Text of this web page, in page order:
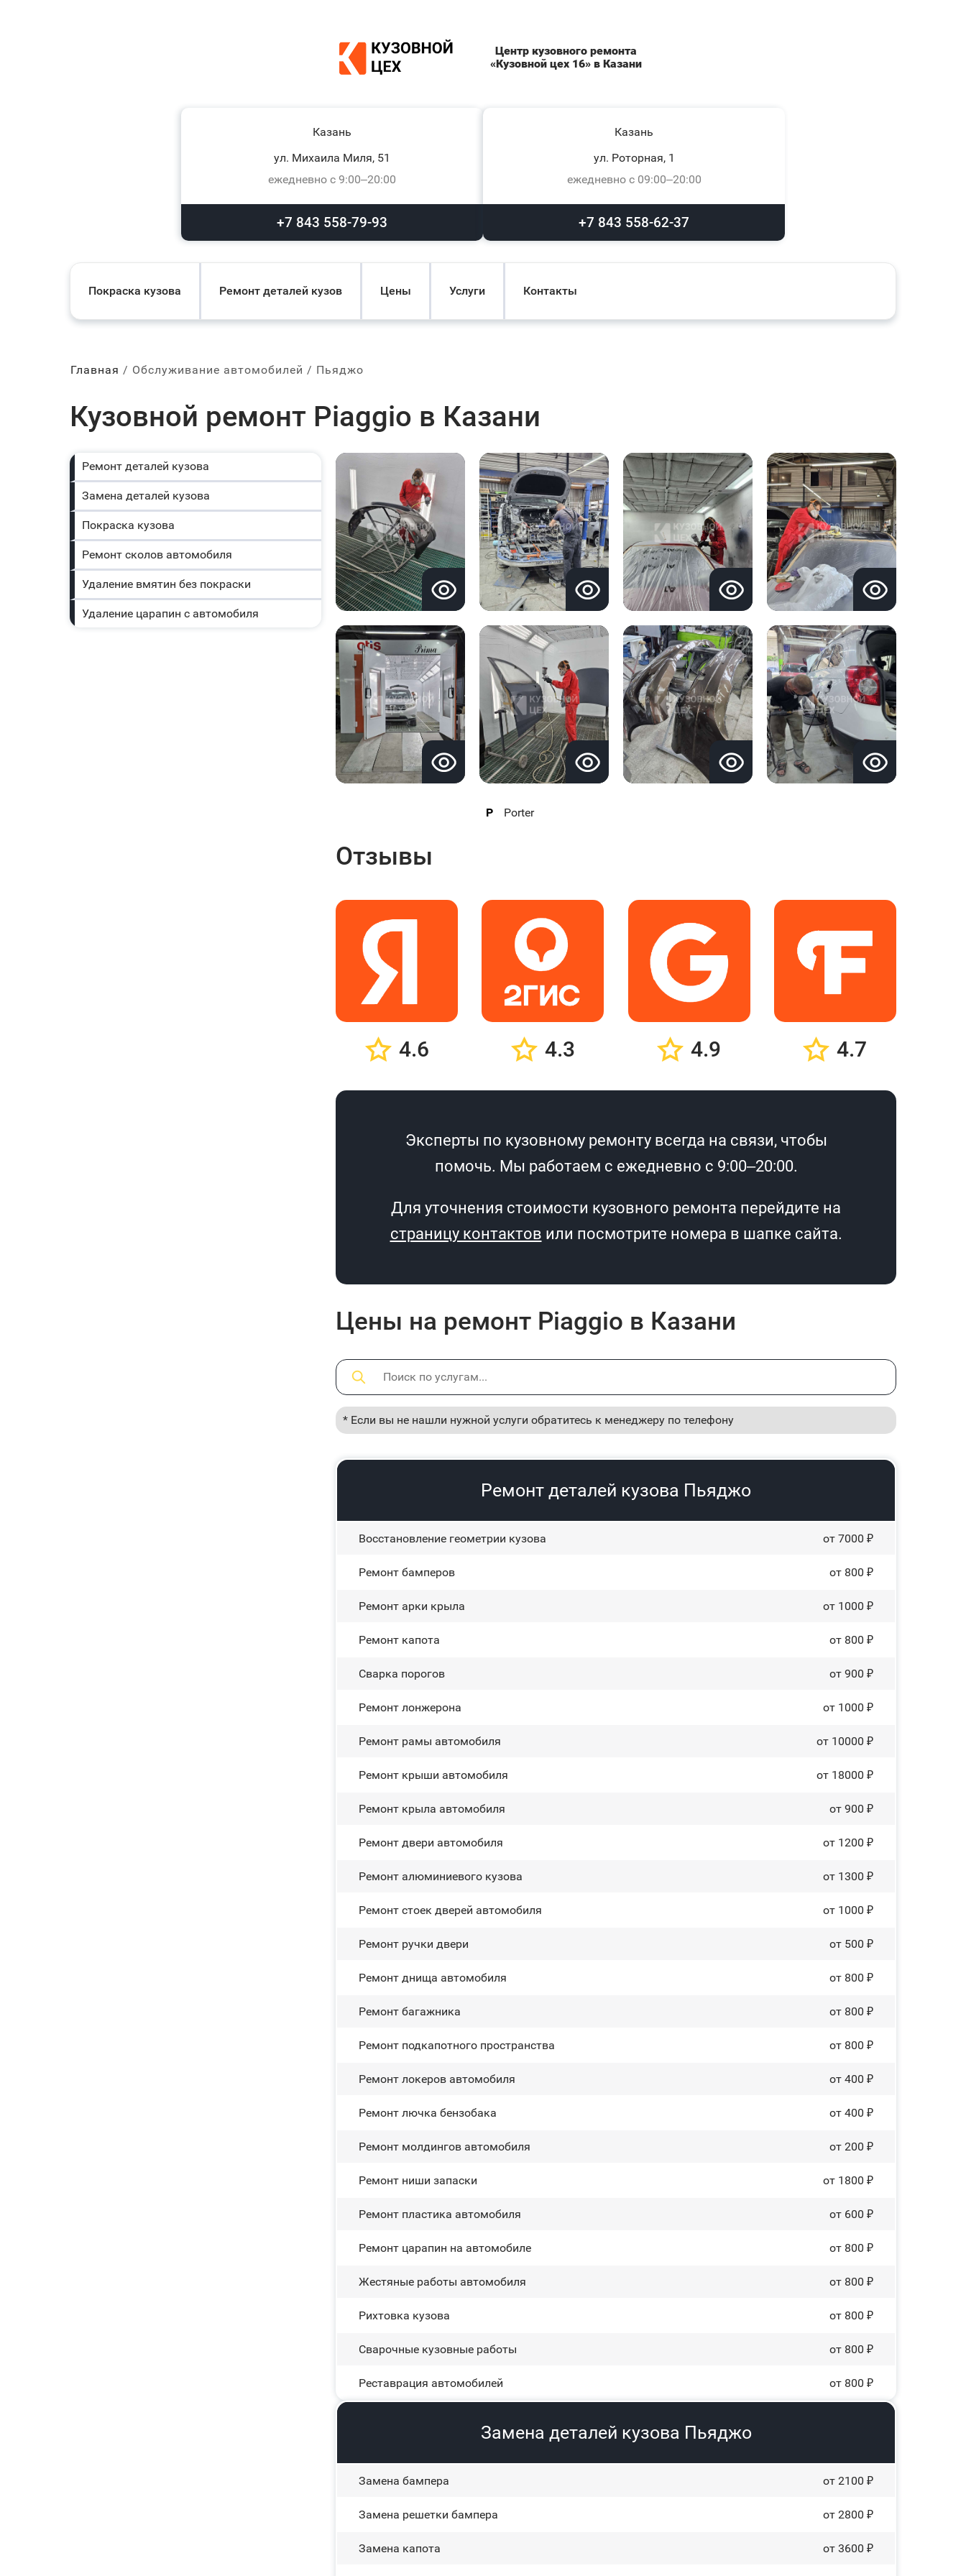
Центр кузовного ремонта
«Кузовной цех 16» в Казани
Казань
ул. Михаила Миля, 51
ежедневно с 9:00–20:00
+7 843 558-79-93
Казань
ул. Роторная, 1
ежедневно с 09:00–20:00
+7 843 558-62-37
Покраска кузова Ремонт деталей кузов Цены Услуги Контакты
Главная Обслуживание автомобилей Пьяджо
Кузовной ремонт Piaggio в Казани
P Porter
Отзывы
4.6 4.3 4.9 4.7
Эксперты по кузовному ремонту всегда на связи, чтобы
помочь. Мы работаем с ежедневно с 9:00–20:00.
Для уточнения стоимости кузовного ремонта перейдите на
страницу контактов или посмотрите номера в шапке сайта.
Цены на ремонт Piaggio в Казани
* Если вы не нашли нужной услуги обратитесь к менеджеру по телефону
Ремонт деталей кузова Пьяджо
Восстановление геометрии кузова от 7000 ₽
Ремонт бамперов от 800 ₽
Ремонт арки крыла от 1000 ₽
Ремонт капота от 800 ₽
Сварка порогов от 900 ₽
Ремонт лонжерона от 1000 ₽
Ремонт рамы автомобиля от 10000 ₽
Ремонт крыши автомобиля от 18000 ₽
Ремонт крыла автомобиля от 900 ₽
Ремонт двери автомобиля от 1200 ₽
Ремонт алюминиевого кузова от 1300 ₽
Ремонт стоек дверей автомобиля от 1000 ₽
Ремонт ручки двери от 500 ₽
Ремонт днища автомобиля от 800 ₽
Ремонт багажника от 800 ₽
Ремонт подкапотного пространства от 800 ₽
Ремонт лoĸepoв автомобиля от 400 ₽
Ремонт лючка бензобака от 400 ₽
Ремонт молдингов автомобиля от 200 ₽
Ремонт ниши запаски от 1800 ₽
Ремонт пластика автомобиля от 600 ₽
Ремонт царапин на автомобиле от 800 ₽
Жестяные работы автомобиля от 800 ₽
Рихтовка кузова от 800 ₽
Сварочные кузовные работы от 800 ₽
Реставрация автомобилей от 800 ₽
Замена деталей кузова Пьяджо
Замена бампера от 2100 ₽
Замена решетки бампера от 2800 ₽
Замена капота от 3600 ₽
Ремонт деталей кузова
Замена деталей кузова
Покраска кузова
Ремонт сколов автомобиля
Удаление вмятин без покраски
Удаление царапин с автомобиля